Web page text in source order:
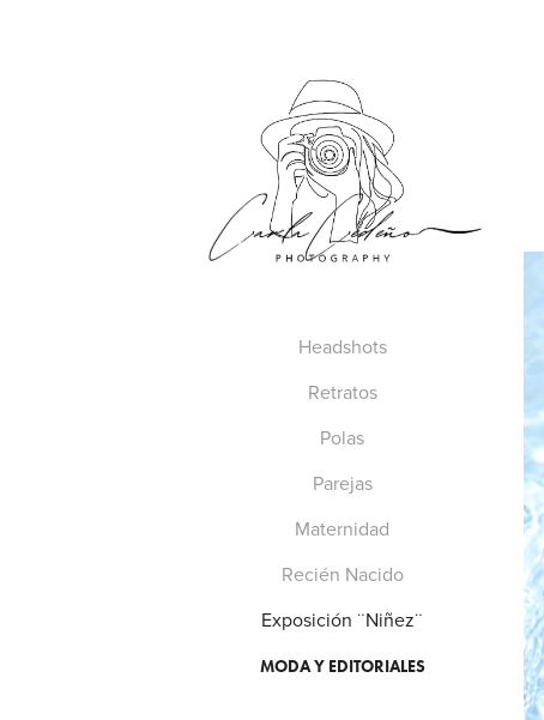
Headshots
Retratos
Polas
Parejas
Maternidad
Recién Nacido
Exposición ¨Niñez¨
MODA Y EDITORIALES